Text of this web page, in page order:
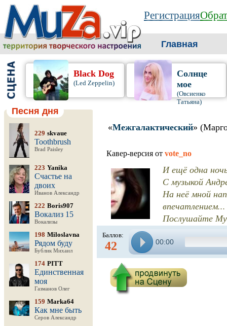
Регистрация
Главная
Black Dog
(Led Zeppelin)
Солнце
мое
(Овсиенко
Татьяна)
Песня дня
229 skvaue
Toothbrush
Brad Paisley
223 Yanika
Счастье на
двоих
Иванов Александр
222 Boris907
Вокализ 15
Вокализы
198 Miloslavna
Рядом буду
Бублик Михаил
174 PITT
Единственная
моя
Газманов Олег
159 Marka64
Как мне быть
Серов Александр
«Межгалактический»
Кавер-версия от vote_no
И ещё одна
С музыкой
На неё мной
впечатлением...
Послушайте
Баллов:
42 00:00